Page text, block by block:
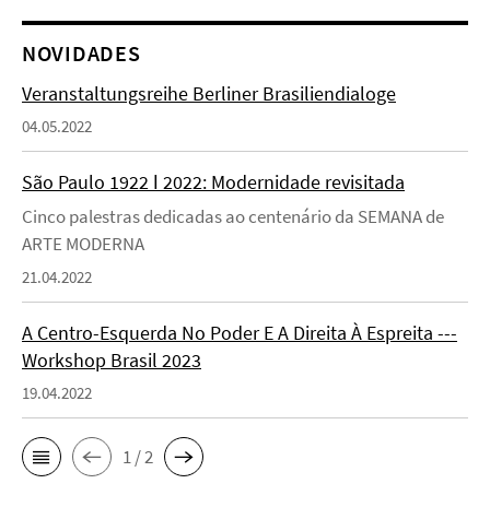
NOVIDADES
Veranstaltungsreihe Berliner Brasiliendialoge
04.05.2022
São Paulo 1922 ǀ 2022: Modernidade revisitada
Cinco palestras dedicadas ao centenário da SEMANA de
ARTE MODERNA
21.04.2022
A Centro-Esquerda No Poder E A Direita À Espreita ---
Workshop Brasil 2023
19.04.2022
1 / 2